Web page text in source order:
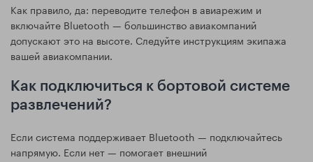
Как правило, да: переводите телефон в авиарежим и
включайте Bluetooth — большинство авиакомпаний
допускают это на высоте. Следуйте инструкциям экипажа
вашей авиакомпании.
Как подключиться к бортовой системе
развлечений?
Если система поддерживает Bluetooth — подключайтесь
напрямую. Если нет — помогает внешний